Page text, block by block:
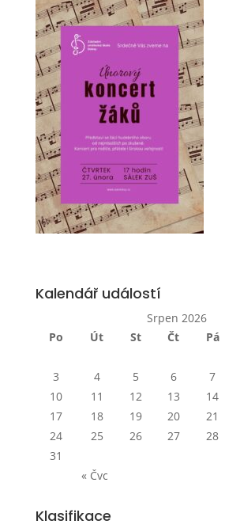
Kalendář událostí
Srpen 2026
Po
Út St Čt Pá
3
4 5 6 7
10
11 12 13 14
17
18 19 20 21
24
25 26 27 28
31
« Čvc
Klasifikace